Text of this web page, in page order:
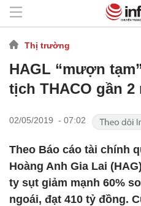
Thị trường
HAGL “mượn
tịch THACO gần
02/05/2019 - 07:02
Theo Báo cáo tài chính
Hoàng Anh Gia Lai
ty sụt giảm mạnh 60%
ngoái, đạt 410 tỷ đồng.